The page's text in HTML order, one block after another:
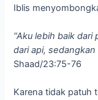
Iblis
“Aku lebih baik dari
dari api,
Shaad/23:75-76
Karena tidak patuh